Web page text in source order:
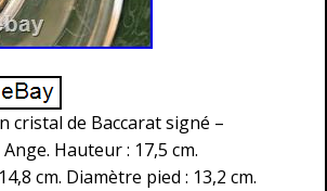
cristal de Baccarat signé –
Hauteur : 17,5 cm.
cm. Diamètre pied : 13,2 cm.